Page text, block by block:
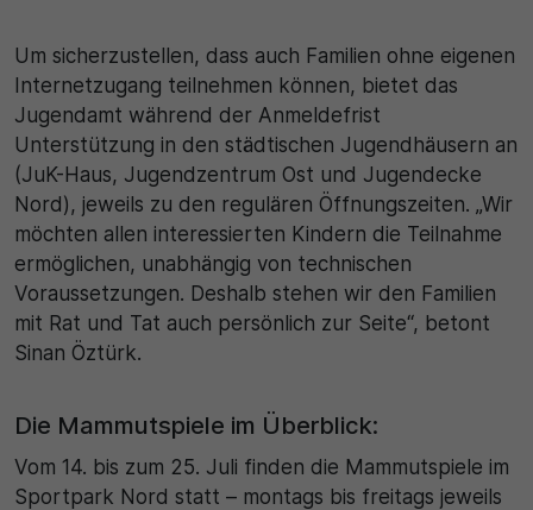
Um sicherzustellen, dass auch Familien ohne eigenen
Internetzugang teilnehmen können, bietet das
Jugendamt während der Anmeldefrist
Unterstützung in den städtischen Jugendhäusern an
(JuK-Haus, Jugendzentrum Ost und Jugendecke
Nord), jeweils zu den regulären Öffnungszeiten. „Wir
möchten allen interessierten Kindern die Teilnahme
ermöglichen, unabhängig von technischen
Voraussetzungen. Deshalb stehen wir den Familien
mit Rat und Tat auch persönlich zur Seite“, betont
Sinan Öztürk.
Die Mammutspiele im Überblick:
Vom 14. bis zum 25. Juli finden die Mammutspiele im
Sportpark Nord statt – montags bis freitags jeweils